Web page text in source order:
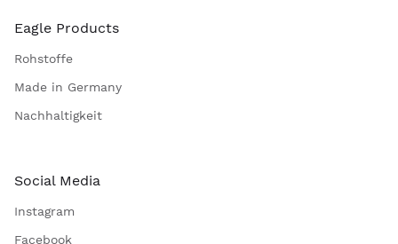
Eagle Products
Rohstoffe
Made in Germany
Nachhaltigkeit
Social Media
Instagram
Facebook